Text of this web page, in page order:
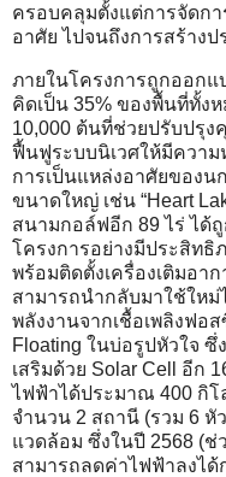
ครอบคลุมตั้งแต่การจัดก
อาศัย ไปจนถึงการสร้าง
ภายในโครงการถูกออกแ
คิดเป็น 35% ของพื้นที่ทั้ง
10,000 ต้นที่ช่วยปรับปรุ
ฟื้นฟูระบบนิเวศให้มีควา
การเป็นแหล่งอาศัยของ
ขนาดใหญ่ เช่น “Heart
สนามกอล์ฟอีก 89 ไร่ ได้
โครงการอย่างมีประสิทธิ
พร้อมติดตั้งเครื่องเติมอา
สามารถนำกลับมาใช้ใหม่
พลังงานจากเชื้อเพลิงฟอ
Floating ในบ่อรูปหัวใจ
เสริมด้วย Solar Cell อีก
ไฟฟ้าได้ประมาณ 400 กิ
จำนวน 2 สถานี (รวม 6 หั
แวดล้อม ซึ่งในปี 2568 (
สามารถลดค่าไฟฟ้าลงได้